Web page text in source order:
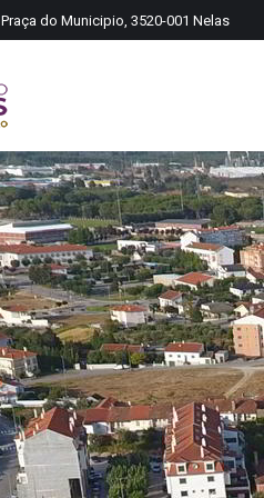
Praça do Municipio, 3520-001 Nelas